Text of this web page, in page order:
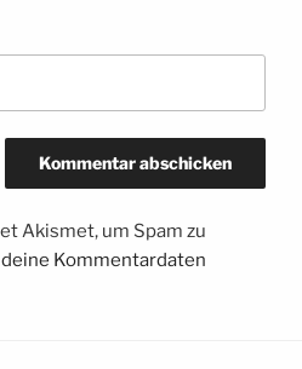
Akismet, um Spam zu
Kommentardaten